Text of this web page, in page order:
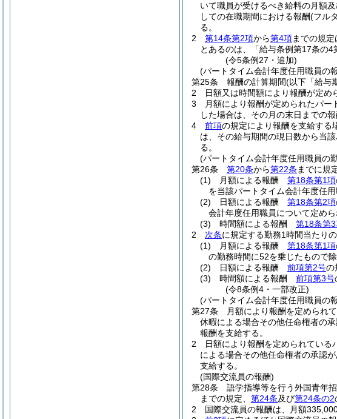
いて職員が受けるべき給料の月額
しての在職期間における報酬(フル
る。
2
第14条第2項から第4項までの規
とあるのは、「給与条例第17条の4
(令5条例27・追加)
(パートタイム会計年度任用職員の
第25条
報酬の計算期間(以下「給与
2
日額又は時間額により報酬が定め
3
月額により報酬が定められたパー
した場合は、その月の末日までの報
4
前項の規定により報酬を支給する
は、その給与期間の現日数から当
る。
(パートタイム会計年度任用職員の
第26条
第20条から第22条 までに規
(1)
月額による報酬 第18条第1項
を当該パートタイム会計年度任
(2)
日額による報酬 第18条第2項
会計年度任用職員について定め
(3)
時間額による報酬 第18条第
2
次条に規定する勤務1時間当たりの
(1)
月額による報酬 第18条第1項
の勤務時間に52を乗じたもので
(2)
日額による報酬 前項第2号の
(3)
時間額による報酬 前項第3号
(令8条例4・一部改正)
(パートタイム会計年度任用職員の
第27条
月額により報酬を定められ
休暇による場合その他任命権者の
報酬を支給する。
2
日額により報酬を定められてい
による場合その他任命権者の承認
支給する。
(国際交流員の報酬)
第28条
語学指導等を行う外国青年
までの規定、 第24条及び第24条の2
2
国際交流員の報酬は、月額